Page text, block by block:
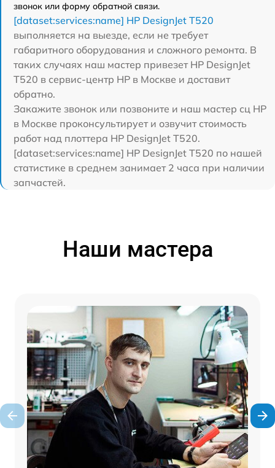
звонок или форму обратной связи.
[dataset:services:name] HP DesignJet T520
выполняется на выезде, если не требует
габаритного оборудования и сложного ремонта. В
таких случаях наш мастер привезет HP DesignJet
T520 в сервис-центр HP в Москве и доставит
обратно.
Закажите звонок или позвоните и наш мастер сц HP
в Москве проконсультирует и озвучит стоимость
работ над плоттера HP DesignJet T520.
[dataset:services:name] HP DesignJet T520 по нашей
статистике в среднем занимает 2 часа при наличии
запчастей.
Наши мастера